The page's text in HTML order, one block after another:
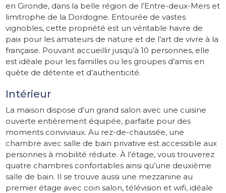
en Gironde, dans la belle région de l’Entre-deux-Mers et
limitrophe de la Dordogne. Entourée de vastes
vignobles, cette propriété est un véritable havre de
paix pour les amateurs de nature et de l’art de vivre à la
française. Pouvant accueillir jusqu’à 10 personnes, elle
est idéale pour les familles ou les groupes d’amis en
quête de détente et d’authenticité.
Intérieur
La maison dispose d’un grand salon avec une cuisine
ouverte entièrement équipée, parfaite pour des
moments conviviaux. Au rez-de-chaussée, une
chambre avec salle de bain privative est accessible aux
personnes à mobilité réduite. À l’étage, vous trouverez
quatre chambres confortables ainsi qu’une deuxième
salle de bain. Il se trouve aussi une mezzanine au
premier étage avec coin salon, télévision et wifi, idéale